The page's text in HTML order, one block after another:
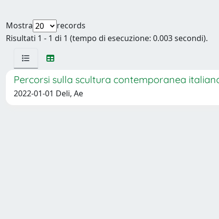
Mostra
records
Risultati 1 - 1 di 1 (tempo di esecuzione: 0.003 secondi).
Percorsi sulla scultura contemporanea
2022-01-01 Deli, Ae